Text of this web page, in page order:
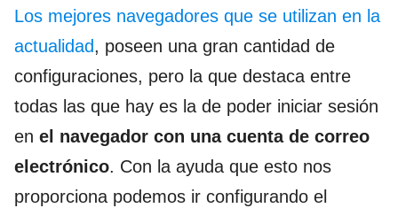
Los mejores navegadores que se utilizan en la
actualidad, poseen una gran cantidad de
configuraciones, pero la que destaca entre
todas las que hay es la de poder iniciar sesión
en el navegador con una cuenta de correo
electrónico. Con la ayuda que esto nos
proporciona podemos ir configurando el